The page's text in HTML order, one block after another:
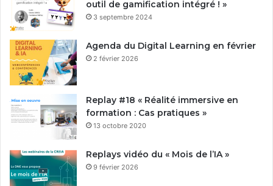
outil de gamification intégré ! »
3 septembre 2024
Agenda du Digital Learning en février
2 février 2026
Replay #18 « Réalité immersive en
formation : Cas pratiques »
13 octobre 2020
Replays vidéo du « Mois de l’IA »
9 février 2026